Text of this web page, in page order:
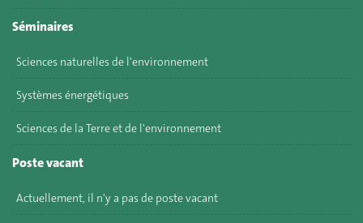
Séminaires
Sciences naturelles de l'environnement
Systèmes énergétiques
Sciences de la Terre et de l'environnement
Poste vacant
Actuellement, il n'y a pas de poste vacant